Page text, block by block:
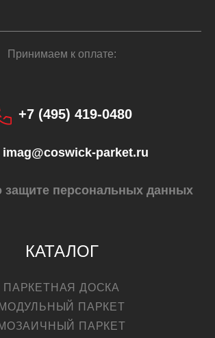
КУПИТЬ
Принимаем к оплате:
+7 (495) 419-0480
imag@coswick-parket.ru
защите персональных данных
КАТАЛОГ
ПАРКЕТНАЯ ДОСКА
МОДУЛЬНЫЙ ПАРКЕТ
ПАРКЕТ